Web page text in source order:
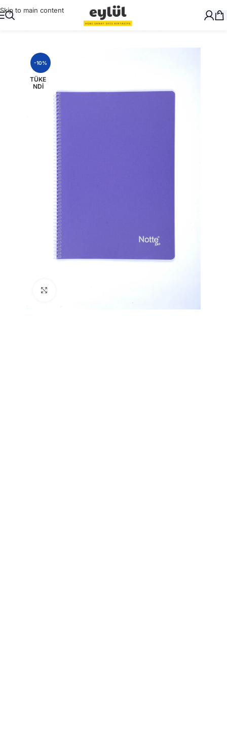
Skip to main content
Okul Gereçleri/Defter ve Kitap Kapları
-10%
TÜKE
NDI